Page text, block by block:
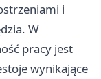
i
W
pracy jest
wynikające